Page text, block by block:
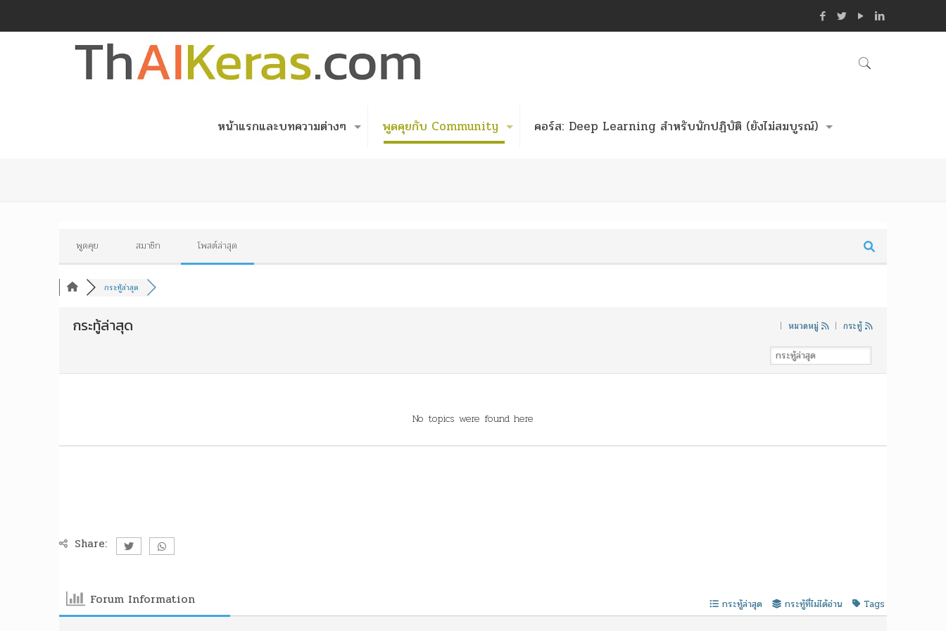
หน้าแรกและบทความต่างๆ พูดคุยกับ Community คอร์ส: Deep Learning สำหรับนักปฏิบัติ (ยังไม่สมบูรณ์)
พูดคุย สมาชิก โพสต์ล่าสุด
กระทู้ล่าสุด
กระทู้ล่าสุด | หมวดหมู่ | กระทู้
No topics were found here
Share:
Forum Information กระทู้ล่าสุด กระทู้ที่ไม่ได้อ่าน Tags